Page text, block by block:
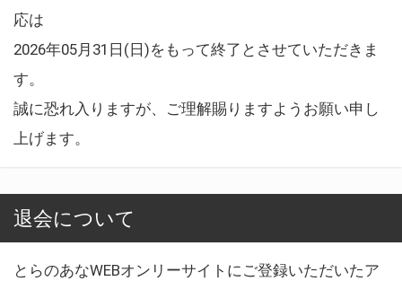
応は
2026年05月31日(日)をもって終了とさせていただきま
す。
誠に恐れ入りますが、ご理解賜りますようお願い申し
上げます。
退会について
とらのあなWEBオンリーサイトにご登録いただいたア